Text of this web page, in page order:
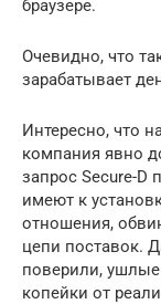
браузере.
Очевидно, что
зарабатывает
Интересно, что
компания явно
запрос Secure-D
имеют к
отношения,
цепи поставок.
поверили,
копейки от